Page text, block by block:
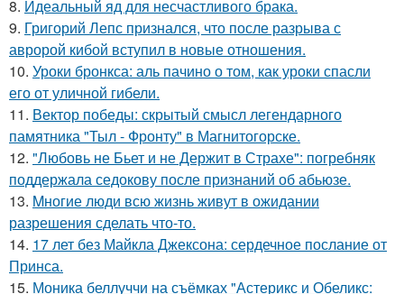
8. Идеальный яд для несчастливого брака.
9. Григорий Лепс признался, что после разрыва с
авророй кибой вступил в новые отношения.
10. Уроки бронкса: аль пачино о том, как уроки спасли
его от уличной гибели.
11. Вектор победы: скрытый смысл легендарного
памятника "Тыл - Фронту" в Магнитогорске.
12. "Любовь не Бьет и не Держит в Страхе": погребняк
поддержала седокову после признаний об абьюзе.
13. Mногие люди всю жизнь живут в ожидании
разрешения сделать что-то.
14. 17 лет без Майкла Джексона: сердечное послание от
Принса.
15. Моника беллуччи на съёмках "Астерикс и Обеликс: